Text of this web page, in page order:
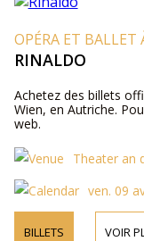
OPÉRA ET BALLET
RINALDO
Achetez des billets
Wien, en Autriche.
web.
Theater an
ven. 09
BILLETS VOIR